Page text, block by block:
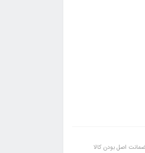
ضمانت اصل بودن کالا